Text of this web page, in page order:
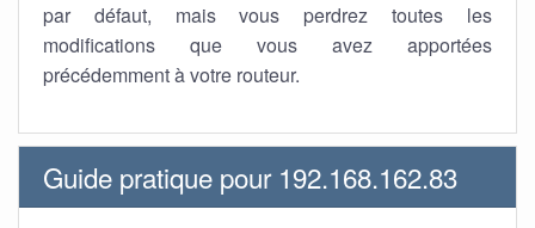
par défaut, mais vous perdrez toutes les
modifications que vous avez apportées
précédemment à votre routeur.
Guide pratique pour 192.168.162.83